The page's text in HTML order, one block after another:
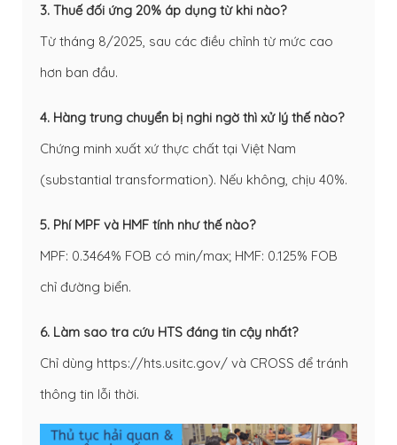
3. Thuế đối ứng 20% áp dụng từ khi nào?
Từ tháng 8/2025, sau các điều chỉnh từ mức cao
hơn ban đầu.
4. Hàng trung chuyển bị nghi ngờ thì xử lý thế nào?
Chứng minh xuất xứ thực chất tại Việt Nam
(substantial transformation). Nếu không, chịu 40%.
5. Phí MPF và HMF tính như thế nào?
MPF: 0.3464% FOB có min/max; HMF: 0.125% FOB
chỉ đường biển.
6. Làm sao tra cứu HTS đáng tin cậy nhất?
Chỉ dùng https://hts.usitc.gov/ và CROSS để tránh
thông tin lỗi thời.